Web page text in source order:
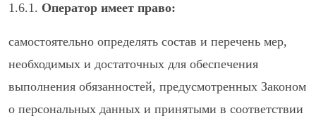
1.6.1. Оператор имеет право:
самостоятельно определять состав и перечень мер,
необходимых и достаточных для обеспечения
выполнения обязанностей, предусмотренных Законом
о персональных данных и принятыми в соответствии